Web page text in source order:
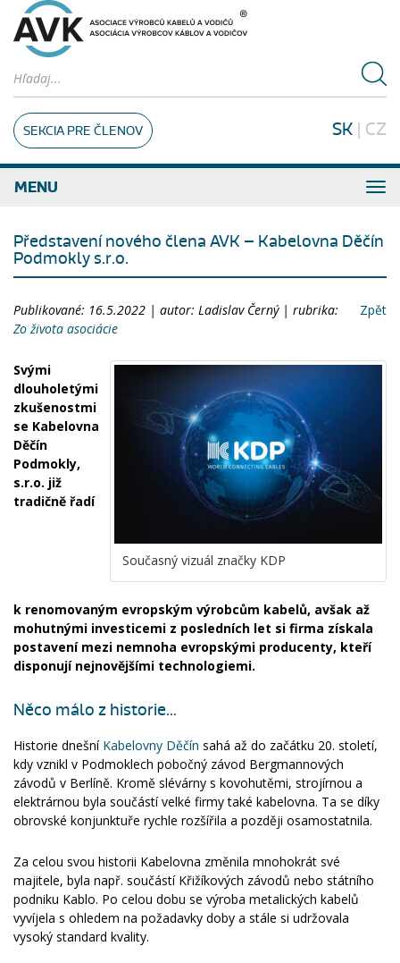
SEKCIA PRE ČLENOV SK | CZ
MENU
Představení nového člena AVK – Kabelovna Děčín
Podmokly s.r.o.
Publikované: 16.5.2022 | autor: Ladislav Černý | rubrika:
Zo života asociácie
Zpět
Současný vizuál značky KDP
Svými
dlouholetými
zkušenostmi
se Kabelovna
Děčín
Podmokly,
s.r.o. již
tradičně řadí
k renomovaným evropským výrobcům kabelů, avšak až
mohutnými investicemi z posledních let si firma získala
postavení mezi nemnoha evropskými producenty, kteří
disponují nejnovějšími technologiemi.
Něco málo z historie…
Historie dnešní Kabelovny Děčín sahá až do začátku 20. století,
kdy vznikl v Podmoklech pobočný závod Bergmannových
závodů v Berlíně. Kromě slévárny s kovohutěmi, strojírnou a
elektrárnou byla součástí velké firmy také kabelovna. Ta se díky
obrovské konjunktuře rychle rozšířila a později osamostatnila.
Za celou svou historii Kabelovna změnila mnohokrát své
majitele, byla např. součástí Křižíkových závodů nebo státního
podniku Kablo. Po celou dobu se výroba metalických kabelů
vyvíjela s ohledem na požadavky doby a stále si udržovala
vysoký standard kvality.